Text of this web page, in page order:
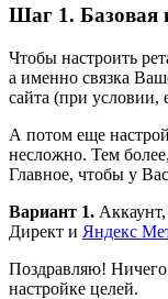
Шаг 1. Базовая
Чтобы настроить
а именно связка
сайта (при условии,
А потом еще
несложно. Тем
Главное, чтобы у
Вариант 1.
Директ и Яндекс
Поздравляю! Ничего
настройке целей.